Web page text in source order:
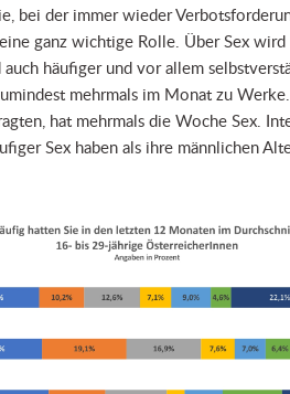
bei der immer wieder
ganz wichtige Rolle. Über Sex
häufiger und vor allem
mehrmals im Monat zu
hat mehrmals die Woche Sex.
Sex haben als ihre männlichen